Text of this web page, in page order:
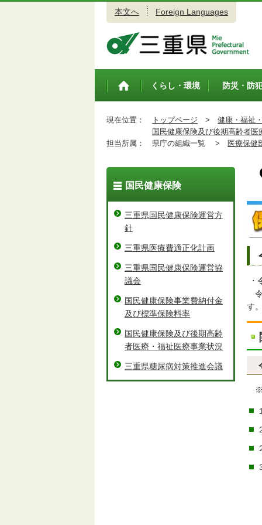
本文へ Foreign Languages
トップペ
くらし・環境 防災・防
現在位置： トップページ > 健康・福祉
国民健康保険及び後期高齢者
担当所属：
県庁の組織一覧 > 医療保健
・
令
す。
※
国民健康保険
三重県国民健康保険運営方
針
三重県医療費適正化計画
三重県国民健康保険運営協
議会
国民健康保険事業費納付金
及び標準保険料率
国民健康保険及び後期高齢
者医療・福祉医療事業状況
三重県糖尿病対策推進会議